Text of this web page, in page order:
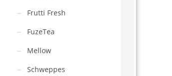
Frutti Fresh
FuzeTea
Mellow
Schweppes